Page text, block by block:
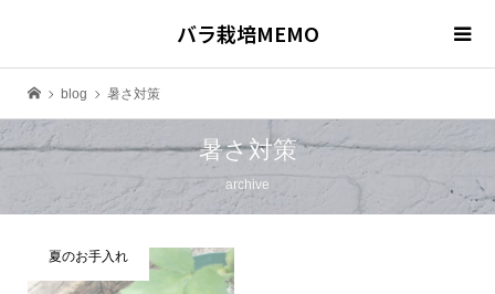
バラ栽培MEMO
blog 暑さ対策
暑さ対策
archive
夏のお手入れ